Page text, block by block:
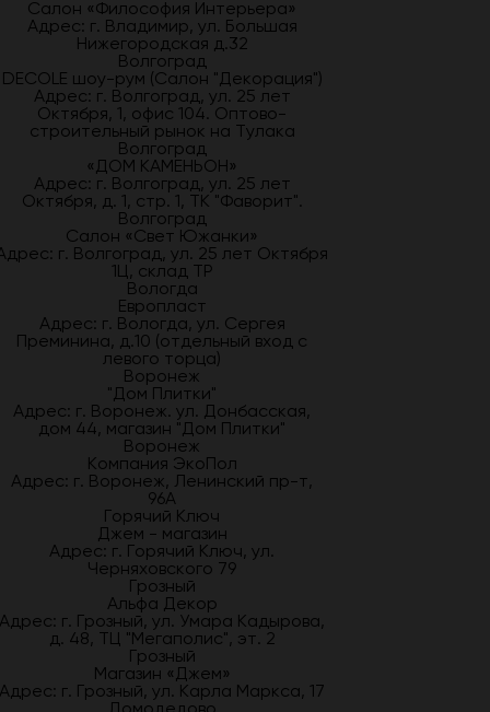
Салон «Философия Интерьера»
Адрес: г. Владимир, ул. Большая
Нижегородская д.32
Волгоград
DECOLE шоу-рум (Салон "Декорация")
Адрес: г. Волгоград, ул. 25 лет
Октября, 1, офис 104. Оптово-
строительный рынок на Тулака
Волгоград
«ДОМ КАМЕНЬОН»
Адрес: г. Волгоград, ул. 25 лет
Октября, д. 1, стр. 1, ТК "Фаворит".
Волгоград
Салон «Свет Южанки»
г. Волгоград, ул. 25 лет Октября
1Ц, склад ТР
Вологда
Европласт
Адрес: г. Вологда, ул. Сергея
Преминина, д.10 (отдельный вход с
левого торца)
Воронеж
"Дом Плитки"
Адрес: г. Воронеж. ул. Донбасская,
дом 44, магазин "Дом Плитки"
Воронеж
Компания ЭкоПол
Адрес: г. Воронеж, Ленинский пр-т,
96А
Горячий Ключ
Джем - магазин
Адрес: г. Горячий Ключ, ул.
Черняховского 79
Грозный
Альфа Декор
Адрес: г. Грозный, ул. Умара Кадырова,
д. 48, ТЦ "Мегаполис", эт. 2
Грозный
Магазин «Джем»
Адрес: г. Грозный, ул. Карла Маркса, 17